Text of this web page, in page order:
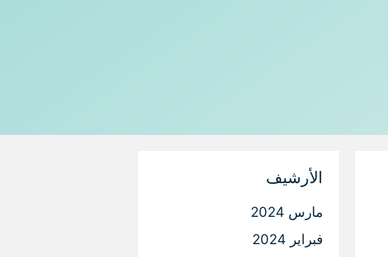
الأرشيف
مارس 2024
فبراير 2024